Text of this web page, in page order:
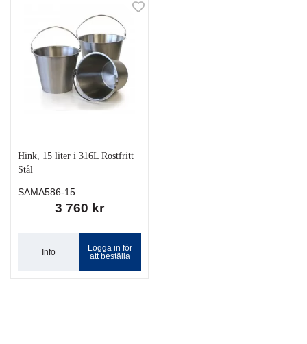
Hink, 15 liter i 316L Rostfritt
Stål
SAMA586-15
3 760 kr
Info
Logga in för
att beställa